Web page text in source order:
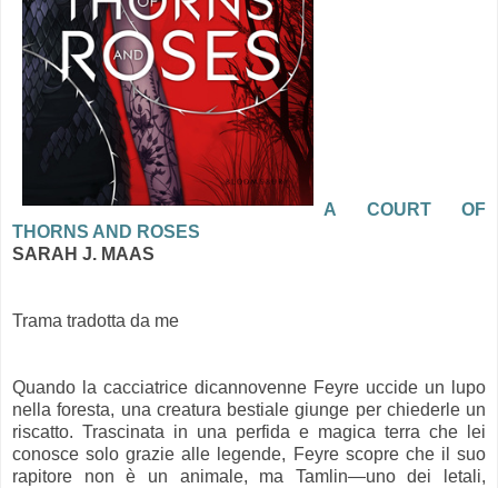
A COURT OF
THORNS AND ROSES
SARAH J. MAAS
Trama tradotta da me
Quando la cacciatrice dicannovenne Feyre uccide un lupo
nella foresta, una creatura bestiale giunge per chiederle un
riscatto. Trascinata in una perfida e magica terra che lei
conosce solo grazie alle legende, Feyre scopre che il suo
rapitore non è un animale, ma Tamlin—uno dei letali,